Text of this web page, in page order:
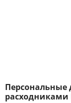
Персональные
расходниками